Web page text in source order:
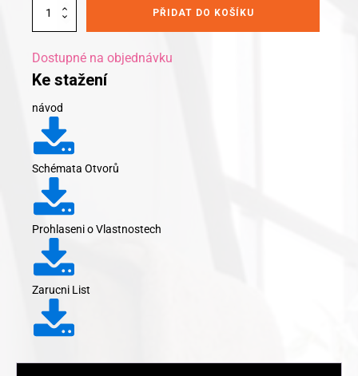
Vchodová
Guttavordach
LED-
160
množství
PŘIDAT DO KOŠÍKU
Dostupné na objednávku
Ke stažení
návod
Schémata Otvorů
Prohlaseni o Vlastnostech
Zarucni List